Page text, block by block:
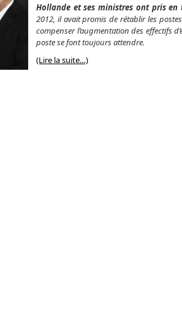
Hollande et ses ministres ont pris en
2012, il avait promis de rétablir les
compenser l’augmentation des effectifs d’
poste se font toujours attendre.
(Lire la suite…)